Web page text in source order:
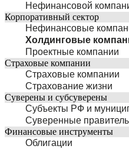
Нефинансовой
Корпоративный сектор
Нефинансовые
Холдинговые
Проектные компании
Страховые компании
Страховые компании
Страхование жизни
Суверены и субсуверены
Субъекты РФ и
Суверенные
Финансовые инструменты
Облигации